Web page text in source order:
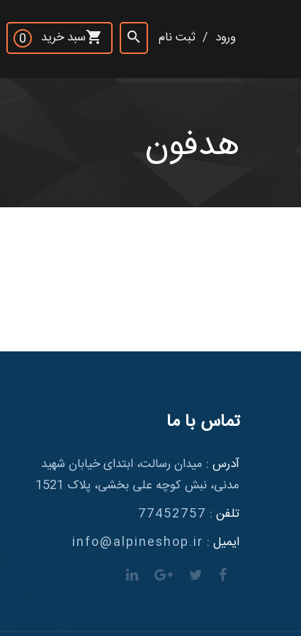
ورود / ثبت نام search
0 سبد خریدshopping_cart
هدفون
جست و جو
تماس با ما
آدرس : میدان رسالت، ابتدای خیابان شهید
مدنی، نبش کوچه علی بخشی، پلاک 1521
تلفن : 77452757
ایمیل : info@alpineshop.ir